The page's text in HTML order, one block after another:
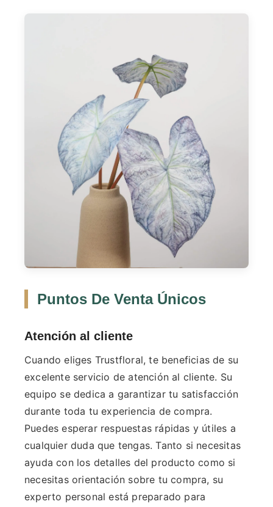
Puntos De Venta Únicos
Atención al cliente
Cuando eliges Trustfloral, te beneficias de su
excelente servicio de atención al cliente. Su
equipo se dedica a garantizar tu satisfacción
durante toda tu experiencia de compra.
Puedes esperar respuestas rápidas y útiles a
cualquier duda que tengas. Tanto si necesitas
ayuda con los detalles del producto como si
necesitas orientación sobre tu compra, su
experto personal está preparado para